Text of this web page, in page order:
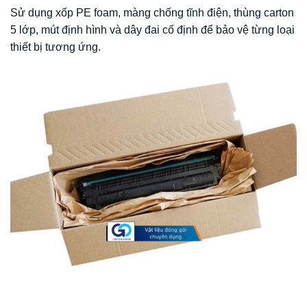
Sử dụng xốp PE foam, màng chống tĩnh điện, thùng carton
5 lớp, mút định hình và dây đai cố định để bảo vệ từng loại
thiết bị tương ứng.